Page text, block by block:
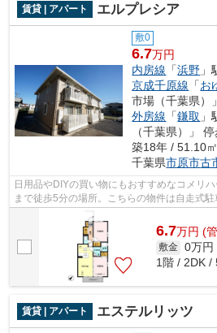
賃貸 | アパート エルプレシア
敷0
6.7万円
内房線 「浜野 」
京成千原線 「お
市場（千葉県）
外房線 「鎌取
（千葉県）」
築18年 / 51.10㎡
千葉県市原市古
日用品やDIYの買い物にもおすすめなコメリ
まで徒歩5分の場所。こちらの物件は自走式駐
利用可能な駅が2駅あり、利便性の高い物...
6.7万円 (
敷金 0万円
1階 / 2DK /
賃貸 | アパート エステルリッツ